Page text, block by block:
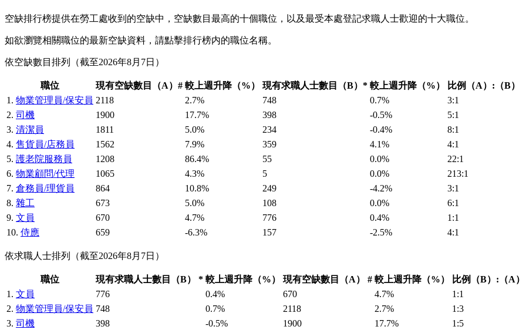
空缺排行榜提供在勞工處收到的空缺中，空缺數目最高的十個職位，以及最受本處登記求職人士歡迎的十大職位。
如欲瀏覽相關職位的最新空缺資料，請點擊排行榜内的職位名稱。
依空缺數目排列（截至2026年8月7日）
職位 現有空缺數目（A）# 較上週升降（%） 現有求職人士數目（B）* 較上週升降（%）
比例（A）:（B）
1. 物業管理員/保安員 2118 2.7% 748 0.7%
3:1
2. 司機 1900 17.7% 398 -0.5%
5:1
3. 清潔員 1811 5.0% 234 -0.4%
8:1
4. 售貨員/店務員 1562 7.9% 359 4.1%
4:1
5. 護老院服務員 1208 86.4% 55 0.0%
22:1
6. 物業顧問/代理 1065 4.3% 5 0.0%
213:1
7. 倉務員/理貨員 864 10.8% 249 -4.2%
3:1
8. 雜工 673 5.0% 108 0.0%
6:1
9. 文員 670 4.7% 776 0.4%
1:1
10. 侍應 659 -6.3% 157 -2.5% 4:1
依求職人士排列（截至2026年8月7日）
職位 現有求職人士數目（B） * 較上週升降（%） 現有空缺數目（A） # 較上週升降（%）
比例（B）:（A）
1. 文員 776 0.4% 670 4.7%
1:1
2. 物業管理員/保安員 748 0.7% 2118 2.7%
1:3
3. 司機 398 -0.5% 1900 17.7%
1:5